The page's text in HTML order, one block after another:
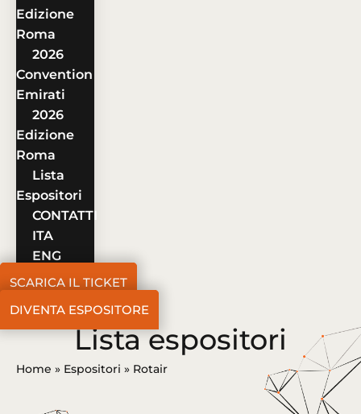
Edizione
Roma
2026
Convention
Emirati
2026
Edizione
Roma
Lista
Espositori
CONTATTI
ITA
ENG
SCARICA IL TICKET
DIVENTA ESPOSITORE
Lista espositori
Home » Espositori » Rotair